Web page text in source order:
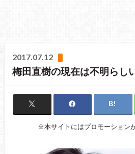
2017.07.12
梅田直樹の現在は不明らし
※本サイトにはプロモーション